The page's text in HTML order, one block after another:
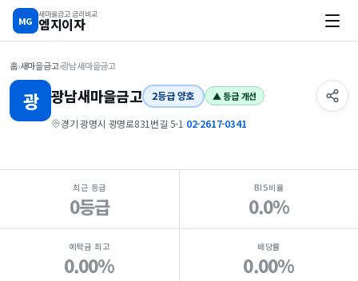
MG
새마을금고 금리비교
엠지이자
홈›새마을금고›광남새마을금고
광 광남새마을금고 2등급 양호 ▲ 등급 개선
경기 광명시 광명로831번길 5-1 ·02-2617-0341
지점 핵심 지표 요약
최근 등급
0등급
BIS비율
0.0%
예탁금 최고
0.00%
배당률
0.00%